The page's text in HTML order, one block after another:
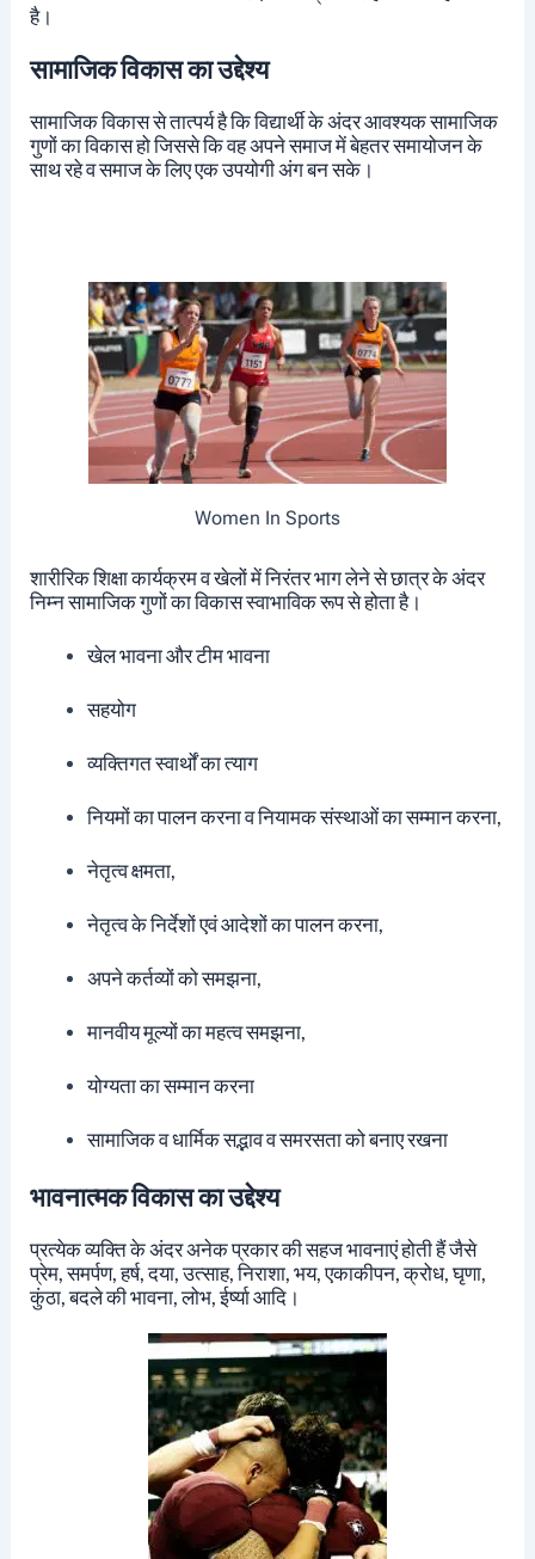
है।
सामाजिक विकास का उद्देश्य
सामाजिक विकास से तात्पर्य है कि विद्यार्थी के अंदर आवश्यक सामाजिक
गुणों का विकास हो जिससे कि वह अपने समाज में बेहतर समायोजन के
साथ रहे व समाज के लिए एक उपयोगी अंग बन सके।
Women In Sports
शारीरिक शिक्षा कार्यक्रम व खेलों में निरंतर भाग लेने से छात्र के अंदर
निम्न सामाजिक गुणों का विकास स्वाभाविक रूप से होता है।
खेल भावना और टीम भावना
सहयोग
व्यक्तिगत स्वार्थों का त्याग
नियमों का पालन करना व नियामक संस्थाओं का सम्मान करना,
नेतृत्व क्षमता,
नेतृत्व के निर्देशों एवं आदेशों का पालन करना,
अपने कर्तव्यों को समझना,
मानवीय मूल्यों का महत्व समझना,
योग्यता का सम्मान करना
सामाजिक व धार्मिक सद्भाव व समरसता को बनाए रखना
भावनात्मक विकास का उद्देश्य
प्रत्येक व्यक्ति के अंदर अनेक प्रकार की सहज भावनाएं होती हैं जैसे
प्रेम, समर्पण, हर्ष, दया, उत्साह, निराशा, भय, एकाकीपन, क्रोध, घृणा,
कुंठा, बदले की भावना, लोभ, ईर्ष्या आदि।